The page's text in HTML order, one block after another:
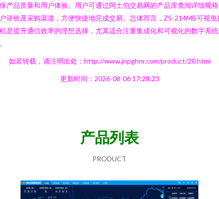
产品质量和用户体验。用户可通过阿土伯交易网的产品库查阅详细规
评价及采购渠道，方便快捷地完成交易。总体而言，ZS-214MB可视免
是提升通信效率的理想选择，尤其适合注重集成化和可视化的数字系
如若转载，请注明出处：http://www.jnpghnr.com/product/20.html
更新时间：2026-08-06 17:28:23
产品列表
PRODUCT